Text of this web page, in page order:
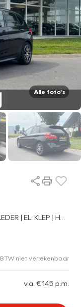
Alle foto's
BTW niet verrekenbaar
v.a. € 145 p.m.